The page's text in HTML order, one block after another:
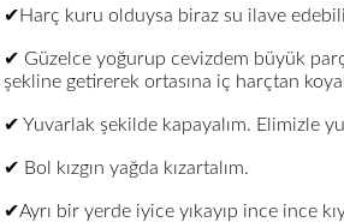
✔Harç kuru olduysa biraz su ilave
✔ Güzelce yoğurup cevizdem büyük
şekline getirerek ortasına iç harçtan
✔ Yuvarlak şekilde kapayalım. Elimizle
✔ Bol kızgın yağda kızartalım.
✔Ayrı bir yerde iyice yıkayıp ince ince